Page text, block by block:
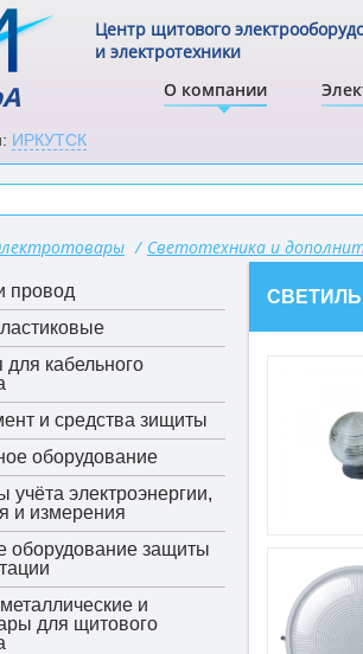
О компании
Центр щитового
и электротехники
ИРКУТСК
/ Светотехника и
провод
для кабельного
и средства зищиты
оборудование
учёта электроэнергии,
и измерения
оборудование защиты
и
для щитового